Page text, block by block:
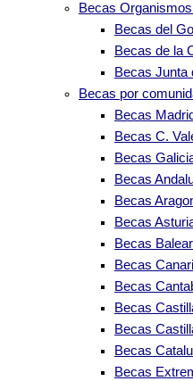
Becas
Becas del
Becas de la
Becas Junta
Becas por
Becas Madrid
Becas C.
Becas
Becas
Becas
Becas
Becas
Becas
Becas
Becas
Becas
Becas
Becas